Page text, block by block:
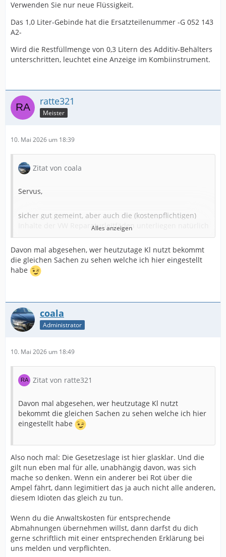
Verwenden Sie nur neue Flüssigkeit.
Das 1,0 Liter-Gebinde hat die Ersatzteilenummer -G 052 143
A2-
Wird die Restfüllmenge von 0,3 Litern des Additiv-Behälters
unterschritten, leuchtet eine Anzeige im Kombiinstrument.
ratte321
Meister
10. Mai 2026 um 18:39
Zitat von coala
Servus,
sicher gut gemeint, aber auch die (kostenpflichtigen)
Inhalte der VW Reparaturleitfäden unterliegen natürlich
dem Copyright, worauf auch bei jedem einzelnen davon
gleich auf dem Deckblatt unmissverständlich
hingewiesen wird.
Der Inhalt kann nicht angezeigt werden, da Sie
keine Berechtigung haben, diesen Inhalt zu sehen.
Bitte daher aus rechtlichen Gründen keine fremden
Inhalte posten, wenn hierfür keine schriftliche
Genehmigung des Urhebers vorliegt. Danke.
Grüße
Alles anzeigen
Davon mal abgesehen, wer heutzutage Kl nutzt bekommt
die gleichen Sachen zu sehen welche ich hier eingestellt
habe
coala
Administrator
10. Mai 2026 um 18:49
Zitat von ratte321
Davon mal abgesehen, wer heutzutage Kl nutzt
bekommt die gleichen Sachen zu sehen welche ich hier
eingestellt habe
Also noch mal: Die Gesetzeslage ist hier glasklar. Und die
gilt nun eben mal für alle, unabhängig davon, was sich
mache so denken. Wenn ein anderer bei Rot über die
Ampel fährt, dann legimitiert das ja auch nicht alle anderen,
diesem Idioten das gleich zu tun.
Wenn du die Anwaltskosten für entsprechende
Abmahnungen übernehmen willst, dann darfst du dich
gerne schriftlich mit einer entsprechenden Erklärung bei
uns melden und verpflichten.